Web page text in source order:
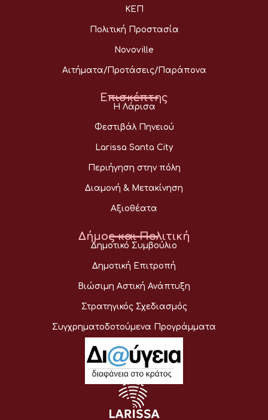
ΚΕΠ
Πολιτική Προστασία
Novoville
Αιτήματα/Προτάσεις/Παράπονα
Επισκέπτης
Η Λάρισα
Φεστιβάλ Πηνειού
Larissa Santa City
Περιήγηση στην πόλη
Διαμονή & Μετακίνηση
Αξιοθέατα
Δήμος και Πολιτική
Δημοτικό Συμβούλιο
Δημοτική Επιτροπή
Βιώσιμη Αστική Ανάπτυξη
Στρατηγικός Σχεδιασμός
Συγχρηματοδοτούμενα Προγράμματα